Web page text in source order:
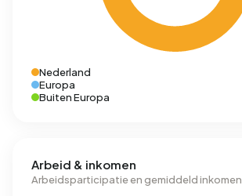
Nederland
Europa
Buiten Europa
Arbeid & inkomen
Arbeidsparticipatie en gemiddeld inkomen